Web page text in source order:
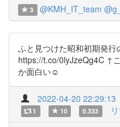
3 @KMH_IT_team
ふと見つけた昭和初期発行
https://t.co/0lyJzeQg4C ↑
か面白い☺️
2022-04-20 22:29:13
1 10 0.333